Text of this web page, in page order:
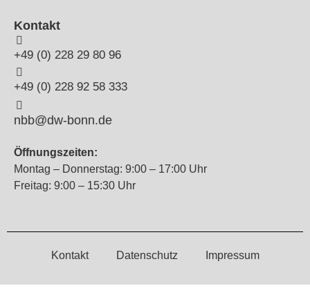
Kontakt
+49 (0) 228 29 80 96
+49 (0) 228 92 58 333
nbb@dw-bonn.de
Öffnungszeiten:
Montag – Donnerstag: 9:00 – 17:00 Uhr
Freitag: 9:00 – 15:30 Uhr
Kontakt Datenschutz Impressum